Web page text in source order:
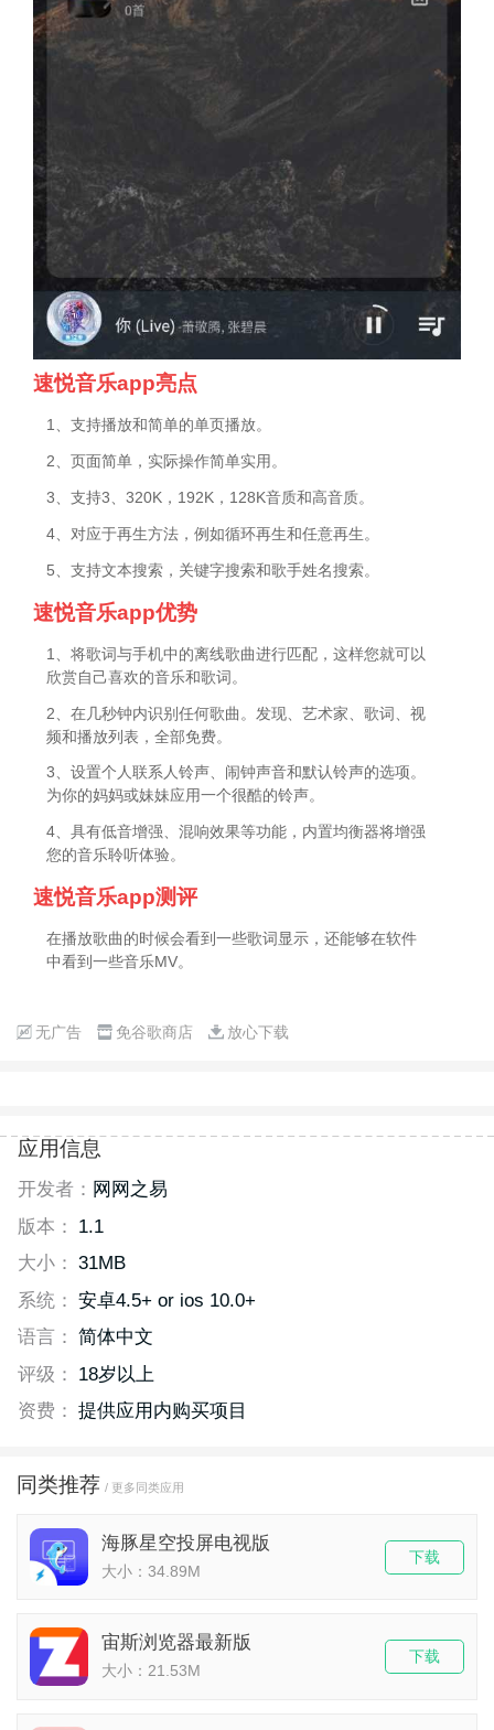
速悦音乐app亮点
1、支持播放和简单的单页播放。
2、页面简单，实际操作简单实用。
3、支持3、320K，192K，128K音质和高音质。
4、对应于再生方法，例如循环再生和任意再生。
5、支持文本搜索，关键字搜索和歌手姓名搜索。
速悦音乐app优势
1、将歌词与手机中的离线歌曲进行匹配，这样您就可以
欣赏自己喜欢的音乐和歌词。
2、在几秒钟内识别任何歌曲。发现、艺术家、歌词、视
频和播放列表，全部免费。
3、设置个人联系人铃声、闹钟声音和默认铃声的选项。
为你的妈妈或妹妹应用一个很酷的铃声。
4、具有低音增强、混响效果等功能，内置均衡器将增强
您的音乐聆听体验。
速悦音乐app测评
在播放歌曲的时候会看到一些歌词显示，还能够在软件
中看到一些音乐MV。
无广告 免谷歌商店 放心下载
应用信息
开发者： 网网之易
版本：
1.1
大小： 31MB
系统： 安卓4.5+ or ios 10.0+
语言： 简体中文
评级：
18岁以上
资费： 提供应用内购买项目
同类推荐 / 更多同类应用
海豚星空投屏电视版
大小：34.89M
下载
宙斯浏览器最新版
大小：21.53M
下载